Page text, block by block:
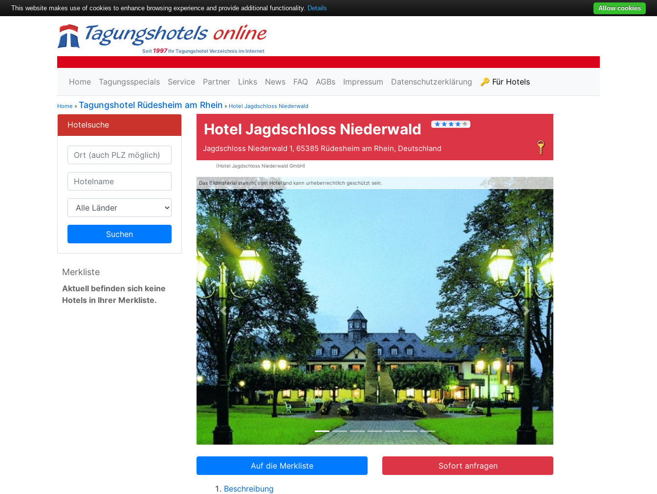
Seit 1997Ihr Tagungshotel Verzeichnis im Internet
Home Tagungsspecials Service Partner Links News FAQ AGBs Impressum Datenschutzerklärung 🔑 Für Hotels
Home » Tagungshotel Rüdesheim am Rhein » Hotel Jagdschloss Niederwald
Hotelsuche
Suchen
Merkliste
Aktuell befinden sich keine
Hotels in Ihrer Merkliste.
Hotel Jagdschloss Niederwald
Jagdschloss Niederwald 1, 65385 Rüdesheim am Rhein, Deutschland
(Hotel Jagdschloss Niederwald GmbH)
Das Bildmaterial stammt vom Hotel und kann urheberrechtlich geschützt sein.
Zurück Weiter
Auf die Merkliste Sofort anfragen
Beschreibung
This website makes use of cookies to enhance browsing experience and provide additional functionality. Details Allow cookies